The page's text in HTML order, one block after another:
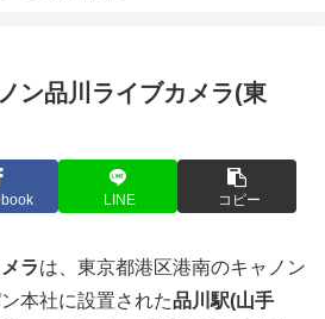
ン品川ライブカメラ(東
LINE コピー
ラは、東京都港区港南のキャノン
本社に設置された品川駅(山手